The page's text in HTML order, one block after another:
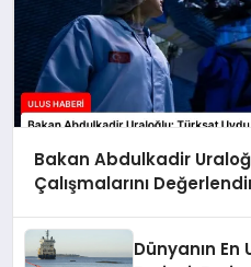
Bakan Abdulkadir
Çalışmalarını
Dünyanın En